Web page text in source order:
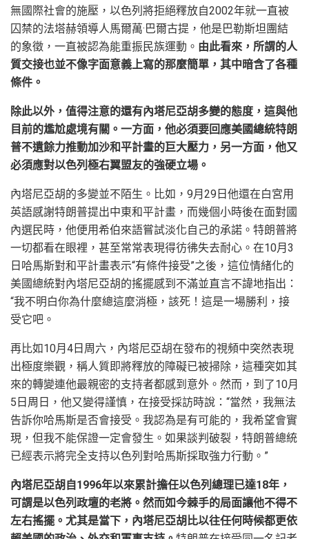
無國際社會的施壓，以色列將拒絕釋放自2002年就一直被
囚禁的法塔赫領導人馬爾萬·巴爾古提，他是巴勒斯坦團結
的象徵，一直被認為能重振民族運動。 由此看來，所謂的人
質交接也並不像字面意義上寫的那麼簡單，其中暗含了各種
條件。
除此以外，值得注意的還有內塔尼亞胡多變的態度，這與他
目前的尷尬處境有關。一方面，他必須要回應美國總統特朗
普不遺餘力推動加沙和平計畫的巨大壓力，另一方面，他又
必須應對以色列極右翼盟友的強硬立場。
內塔尼亞胡的多變並不陌生。比如，9月29日他還在白宮用
英語感謝特朗普提出中東和平計畫，而幾個小時後在面對國
內選民時，他便用希伯來語嘗試淡化自己的承諾。特朗普將
一切都看在眼裡，甚至常常表現得彷彿失去耐心。在10月3
日哈馬斯對和平計畫表示“有條件接受”之後，這位情緒化的
美國總統對內塔尼亞胡的搖擺感到不滿並直言不諱地指出：
“我不明白你為什麼總這麼消極，該死！這是一場勝利，接
受它吧。
再比如10月4日周六，內塔尼亞胡在發布的視頻中突然表現
出極度樂觀，稱人質即將釋放的障礙已被掃除，這種突如其
來的轉變連他最親密的支持者都感到意外。然而，到了10月
5日周日，他又變得謹慎，在接受採訪時說：“當然，我無法
告訴你哈馬斯是否會接受。我認為是有可能的，我希望會實
現，但我不能保證一定會發生。如果談判破裂，特朗普總統
已經表示將完全支持以色列對哈馬斯採取強力行動。”
內塔尼亞胡自1996年以來累計擔任以色列總理已達18年，
可謂是以色列政壇的老將。然而如今棘手的局面讓他不得不
左右搖擺。尤其是當下，內塔尼亞胡比以往任何時候都更依